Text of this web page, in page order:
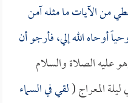
من الآيات ما مثله آمن
أوحاه الله إلي، فأرجو أن
عليه الصلاة والسلام
المعراج (لقي في السماء